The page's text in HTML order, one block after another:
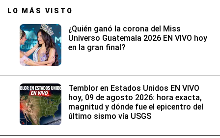
LO MÁS VISTO
¿Quién ganó la corona del Miss
Universo Guatemala 2026 EN VIVO hoy
en la gran final?
Temblor en Estados Unidos EN VIVO
hoy, 09 de agosto 2026: hora exacta,
magnitud y dónde fue el epicentro del
último sismo vía USGS